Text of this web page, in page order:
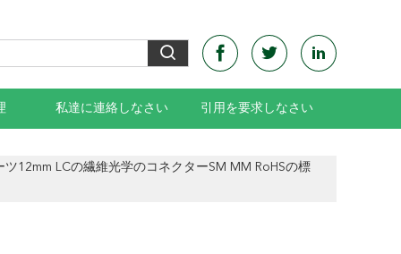
私達に連絡しなさい 引用を要求しなさい
ツ12mm LCの繊維光学のコネクターSM MM RoHSの標